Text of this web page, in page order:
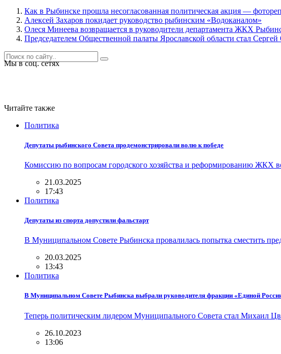
Как в Рыбинске прошла несогласованная политическая акция —
Алексей Захаров покидает руководство рыбинским «Водоканалом»
Олеся Минеева возвращается в руководители департамента ЖКХ
​Председателем Общественной палаты Ярославской области стал Сергей
Мы в соц. сетях
Читайте также
Политика
Депутаты рыбинского Совета продемонстрировали волю к победе
Комиссию по вопросам городского хозяйства и реформированию ЖКХ
21.03.2025
17:43
Политика
Депутаты из спорта допустили фальстарт
В Муниципальном Совете Рыбинска провалилась попытка сместить
20.03.2025
13:43
Политика
В Муниципальном Совете Рыбинска выбрали руководителя фракции «Единой
Теперь политическим лидером Муниципального Совета стал Михаил
26.10.2023
13:06